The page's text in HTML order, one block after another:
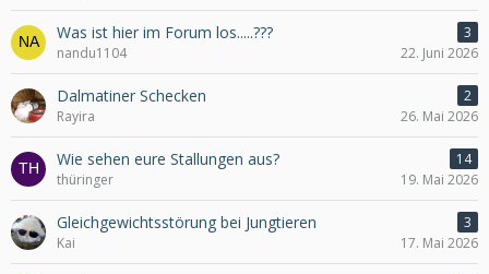
Was ist hier im Forum los.....???
3
nandu1104
22. Juni 2026
Dalmatiner Schecken
2
Rayira
26. Mai 2026
Wie sehen eure Stallungen aus?
14
thüringer
19. Mai 2026
Gleichgewichtsstörung bei Jungtieren
3
Kai
17. Mai 2026